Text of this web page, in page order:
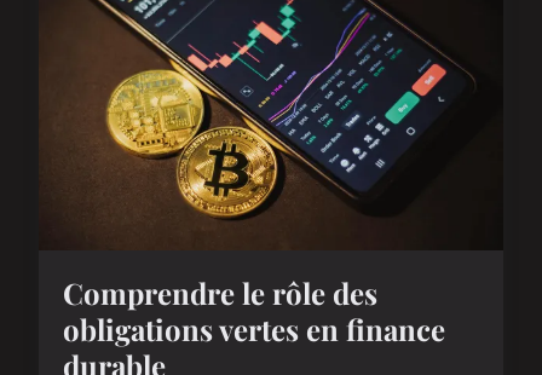
Comprendre le rôle des
obligations vertes en finance
durable